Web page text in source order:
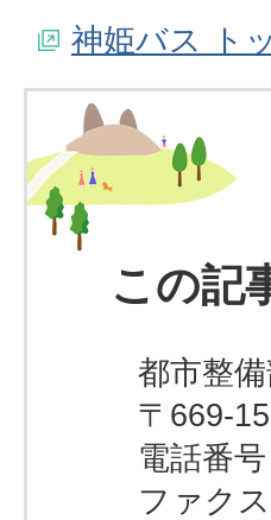
神姫バス ト
この記
都市整
〒669-
電話番
ファク